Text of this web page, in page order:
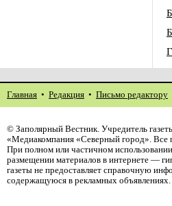
Главная • Редакция • Письмо редактору
© Заполярный Вестник. Учредитель
«Медиакомпания «Северный город». Все
При полном или частичном
размещении материалов в интернете —
газеты не предоставляет справочную
содержащуюся в рекламных объявлениях.